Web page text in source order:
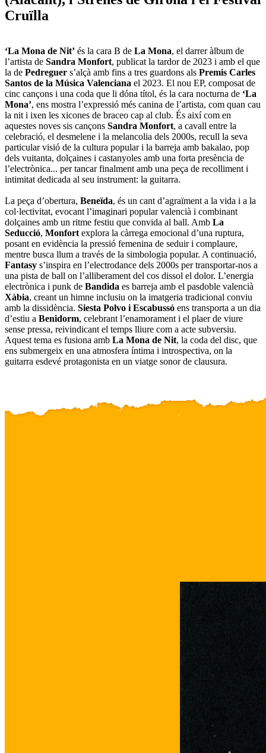
Cruïlla
‘La Mona de Nit’ és la cara B de La Mona, el darrer àlbum de
l’artista de Sandra Monfort, publicat la tardor de 2023 i amb el que
la de Pedreguer s’alçà amb fins a tres guardons als Premis Carles
Santos de la Música Valenciana el 2023. El nou EP, composat de
cinc cançons i una coda que li dóna títol, és la cara nocturna de ‘La
Mona’, ens mostra l’expressió més canina de l’artista, com quan cau
la nit i ixen les xicones de braceo cap al club. És així com en
aquestes noves sis cançons Sandra Monfort, a cavall entre la
celebració, el desmelene i la melancolia dels 2000s, recull la seva
particular visió de la cultura popular i la barreja amb bakalao, pop
dels vuitanta, dolçaines i castanyoles amb una forta presència de
l’electrònica... per tancar finalment amb una peça de recolliment i
intimitat dedicada al seu instrument: la guitarra.
La peça d’obertura, Beneïda, és un cant d’agraïment a la vida i a la
col·lectivitat, evocant l’imaginari popular valencià i combinant
dolçaines amb un ritme festiu que convida al ball. Amb La
Seducció, Monfortexplora la càrrega emocional d’una ruptura,
posant en evidència la pressió femenina de seduir i complaure,
mentre busca llum a través de la simbologia popular. A continuació,
Fantasy s’inspira en l’electrodance dels 2000s per transportar-nos a
una pista de ball on l’alliberament del cos dissol el dolor. L’energia
electrònica i punk de Bandida es barreja amb el pasdoble valencià
Xàbia, creant un himne inclusiu on la imatgeria tradicional conviu
amb la dissidència. Siesta Polvo i Escabussó ens transporta a un dia
d’estiu a Benidorm, celebrant l’enamorament i el plaer de viure
sense pressa, reivindicant el temps lliure com a acte subversiu.
Aquest tema es fusiona amb La Mona de Nit, la coda del disc, que
ens submergeix en una atmosfera íntima i introspectiva, on la
guitarra esdevé protagonista en un viatge sonor de clausura.